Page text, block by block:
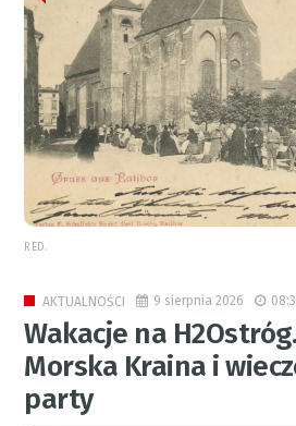
RED.
AKTUALNOŚCI 9 sierpnia 2026
Wakacje na
Morska Kraina i
party